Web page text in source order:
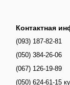
Контактная
(093) 187-82-81
(050) 384-26-06
(067) 126-19-89
(050) 624-61-15